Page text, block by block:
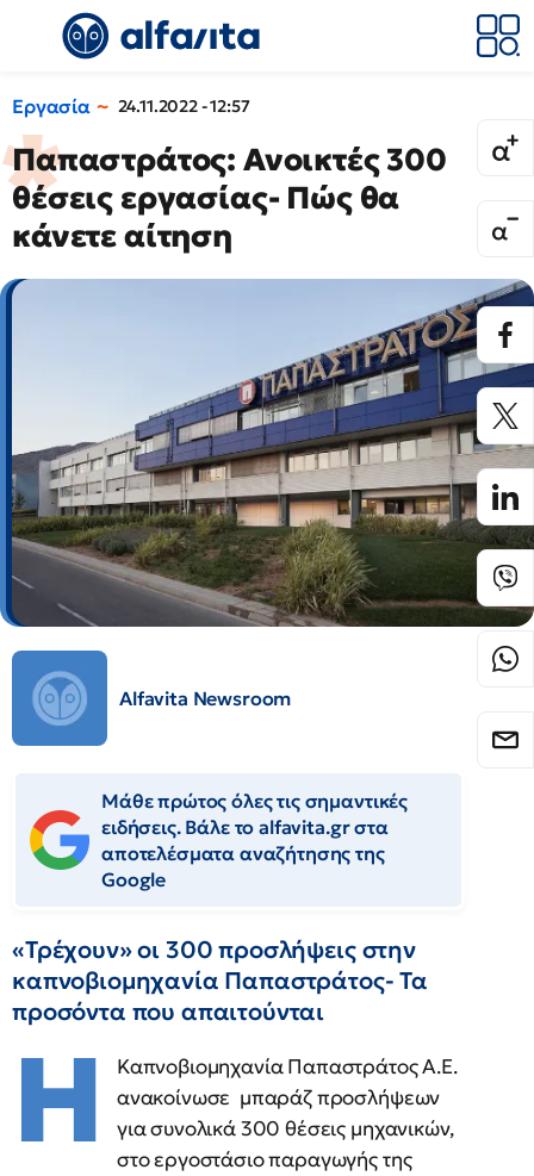
Εργασία 24.11.2022 - 12:57
Παπαστράτος: Ανοικτές 300
θέσεις εργασίας- Πώς θα
κάνετε αίτηση
Alfavita Newsroom
Μάθε πρώτος όλες τις σημαντικές
ειδήσεις. Βάλε το alfavita.gr στα
αποτελέσματα αναζήτησης της
Google
«Τρέχουν» οι 300 προσλήψεις στην
καπνοβιομηχανία Παπαστράτος- Τα
προσόντα που απαιτούνται
Η
Καπνοβιομηχανία Παπαστράτος Α.Ε.
ανακοίνωσε μπαράζ προσλήψεων
για συνολικά 300 θέσεις μηχανικών,
στο εργοστάσιο παραγωγής της